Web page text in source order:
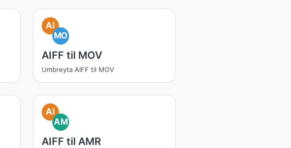
AI
MO
AIFF til MOV
Umbreyta AIFF til MOV
AI
AM
AIFF til AMR